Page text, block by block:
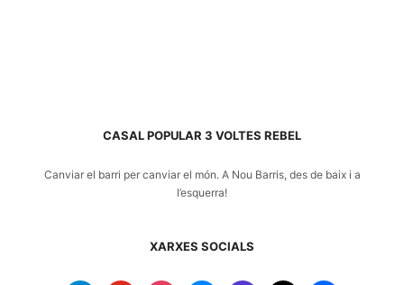
CASAL POPULAR 3 VOLTES REBEL
Canviar el barri per canviar el món. A Nou Barris, des de baix i a
l’esquerra!
XARXES SOCIALS